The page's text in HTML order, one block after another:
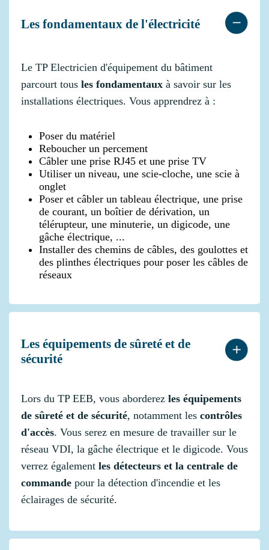
Les fondamentaux de l'électricité
Le TP Electricien d'équipement du bâtiment
parcourt tous les fondamentaux à savoir sur les
installations électriques. Vous apprendrez à :
Poser du matériel
Reboucher un percement
Câbler une prise RJ45 et une prise TV
Utiliser un niveau, une scie-cloche, une scie à
onglet
Poser et câbler un tableau électrique, une prise
de courant, un boîtier de dérivation, un
télérupteur, une minuterie, un digicode, une
gâche électrique, ...
Installer des chemins de câbles, des goulottes et
des plinthes électriques pour poser les câbles de
réseaux
Les équipements de sûreté et de
sécurité
Lors du TP EEB, vous aborderez les équipements
de sûreté et de sécurité, notamment les contrôles
d'accès. Vous serez en mesure de travailler sur le
réseau VDI, la gâche électrique et le digicode. Vous
verrez également les détecteurs et la centrale de
commande pour la détection d'incendie et les
éclairages de sécurité.